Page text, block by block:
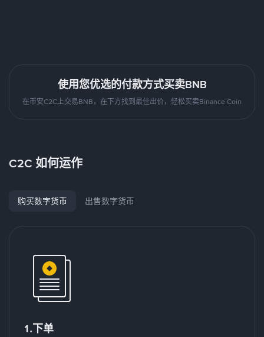
使用您优选的付款方式买卖BNB
在币安C2C上交易BNB，在下方找到最佳出价，轻松买卖Binance Coin
C2C 如何运作
购买数字货币 出售数字货币
1.下单